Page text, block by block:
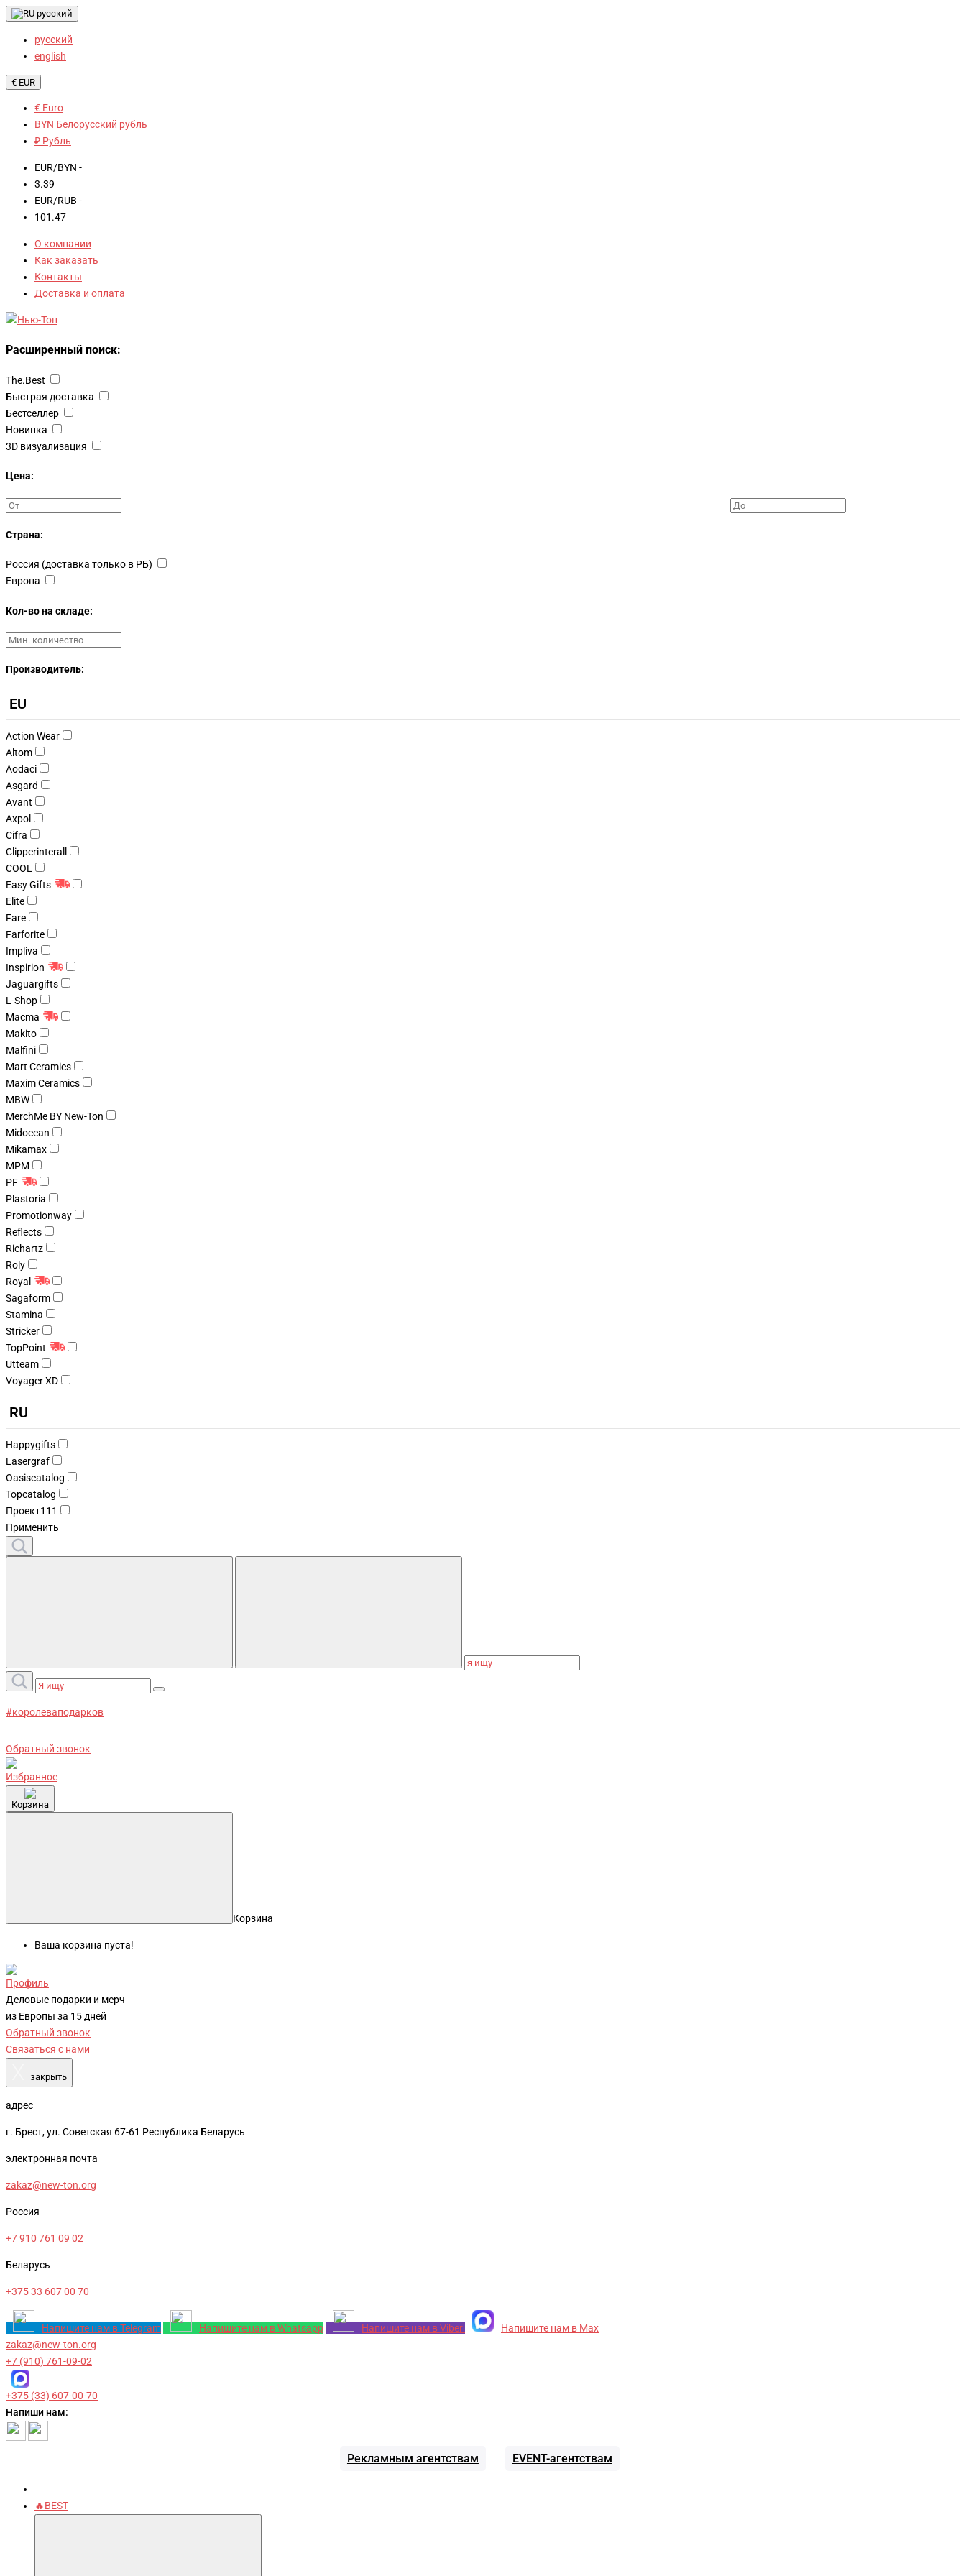
русский
русский
english
€ EUR
€ Euro
BYN Белорусский рубль
₽ Рубль
EUR/BYN -
3.39
EUR/RUB -
101.47
О компании
Как заказать
Контакты
Доставка и оплата
Расширенный поиск:
The.Best
Быстрая доставка
Бестселлер
Новинка
3D визуализация
Цена:
Страна:
Россия (доставка только в РБ)
Европа
Кол-во на складе:
Производитель:
EU
Action Wear
Altom
Aodaci
Asgard
Avant
Axpol
Cifra
Clipperinterall
COOL
Easy Gifts
Elite
Fare
Farforite
Impliva
Inspirion
Jaguargifts
L-Shop
Macma
Makito
Malfini
Mart Ceramics
Maxim Ceramics
MBW
MerchMe BY New-Ton
Midocean
Mikamax
MPM
PF
Plastoria
Promotionway
Reflects
Richartz
Roly
Royal
Sagaform
Stamina
Stricker
TopPoint
Utteam
Voyager XD
RU
Happygifts
Lasergraf
Oasiscatalog
Topcatalog
Проект111
Применить
#королеваподарков
Обратный звонок
Избранное
Корзина
Корзина
Ваша корзина пуста!
Профиль
Деловые подарки и мерч
из Европы за 15 дней
Обратный звонок
Связаться с нами
закрыть
адрес
г. Брест, ул. Советская 67-61 Республика Беларусь
электронная почта
zakaz@new-ton.org
Россия
+7 910 761 09 02
Беларусь
+375 33 607 00 70
Напишите нам в Telegram Напишите нам в Whatsapp Напишите нам в Viber
Напишите нам в Max
zakaz@new-ton.org
+7 (910) 761-09-02
+375 (33) 607-00-70
Напиши нам:
Рекламным агентствам EVENT-агентствам
🔥BEST